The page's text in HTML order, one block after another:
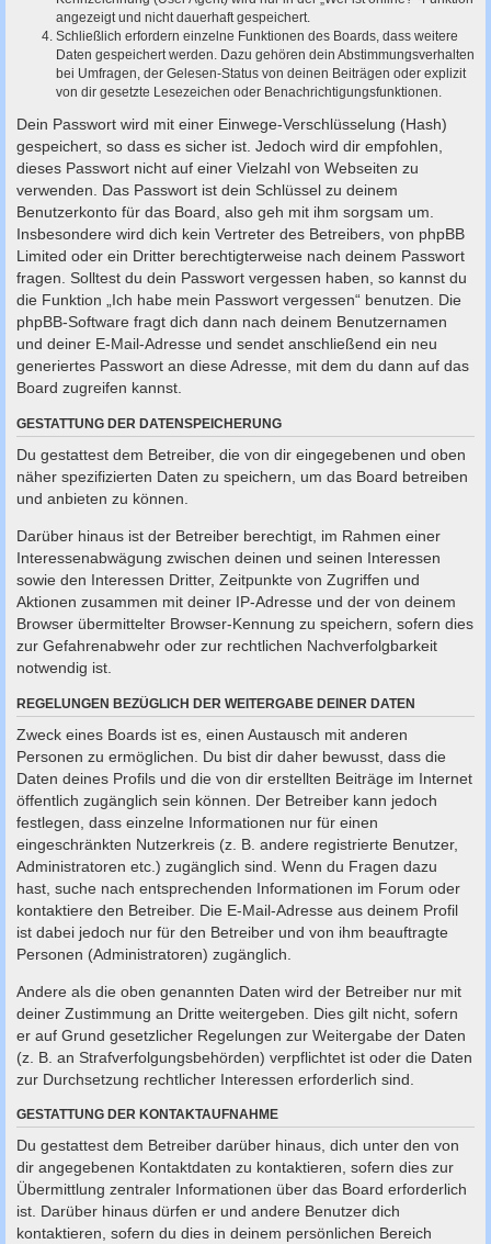
angezeigt und nicht dauerhaft gespeichert.
Schließlich erfordern einzelne Funktionen des Boards, dass weitere
Daten gespeichert werden. Dazu gehören dein Abstimmungsverhalten
bei Umfragen, der Gelesen-Status von deinen Beiträgen oder explizit
von dir gesetzte Lesezeichen oder Benachrichtigungsfunktionen.
Dein Passwort wird mit einer Einwege-Verschlüsselung (Hash)
gespeichert, so dass es sicher ist. Jedoch wird dir empfohlen,
dieses Passwort nicht auf einer Vielzahl von Webseiten zu
verwenden. Das Passwort ist dein Schlüssel zu deinem
Benutzerkonto für das Board, also geh mit ihm sorgsam um.
Insbesondere wird dich kein Vertreter des Betreibers, von phpBB
Limited oder ein Dritter berechtigterweise nach deinem Passwort
fragen. Solltest du dein Passwort vergessen haben, so kannst du
die Funktion „Ich habe mein Passwort vergessen“ benutzen. Die
phpBB-Software fragt dich dann nach deinem Benutzernamen
und deiner E-Mail-Adresse und sendet anschließend ein neu
generiertes Passwort an diese Adresse, mit dem du dann auf das
Board zugreifen kannst.
GESTATTUNG DER DATENSPEICHERUNG
Du gestattest dem Betreiber, die von dir eingegebenen und oben
näher spezifizierten Daten zu speichern, um das Board betreiben
und anbieten zu können.
Darüber hinaus ist der Betreiber berechtigt, im Rahmen einer
Interessenabwägung zwischen deinen und seinen Interessen
sowie den Interessen Dritter, Zeitpunkte von Zugriffen und
Aktionen zusammen mit deiner IP-Adresse und der von deinem
Browser übermittelter Browser-Kennung zu speichern, sofern dies
zur Gefahrenabwehr oder zur rechtlichen Nachverfolgbarkeit
notwendig ist.
REGELUNGEN BEZÜGLICH DER WEITERGABE DEINER DATEN
Zweck eines Boards ist es, einen Austausch mit anderen
Personen zu ermöglichen. Du bist dir daher bewusst, dass die
Daten deines Profils und die von dir erstellten Beiträge im Internet
öffentlich zugänglich sein können. Der Betreiber kann jedoch
festlegen, dass einzelne Informationen nur für einen
eingeschränkten Nutzerkreis (z. B. andere registrierte Benutzer,
Administratoren etc.) zugänglich sind. Wenn du Fragen dazu
hast, suche nach entsprechenden Informationen im Forum oder
kontaktiere den Betreiber. Die E-Mail-Adresse aus deinem Profil
ist dabei jedoch nur für den Betreiber und von ihm beauftragte
Personen (Administratoren) zugänglich.
Andere als die oben genannten Daten wird der Betreiber nur mit
deiner Zustimmung an Dritte weitergeben. Dies gilt nicht, sofern
er auf Grund gesetzlicher Regelungen zur Weitergabe der Daten
(z. B. an Strafverfolgungsbehörden) verpflichtet ist oder die Daten
zur Durchsetzung rechtlicher Interessen erforderlich sind.
GESTATTUNG DER KONTAKTAUFNAHME
Du gestattest dem Betreiber darüber hinaus, dich unter den von
dir angegebenen Kontaktdaten zu kontaktieren, sofern dies zur
Übermittlung zentraler Informationen über das Board erforderlich
ist. Darüber hinaus dürfen er und andere Benutzer dich
kontaktieren, sofern du dies in deinem persönlichen Bereich